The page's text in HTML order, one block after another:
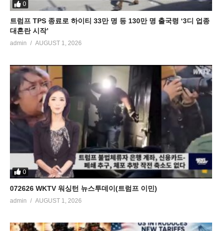
0
트럼프 TPS 종료로 하이티 33만 명 등 130만 명 출국령 ‘3디 업종
대혼란 시작’
admin AUGUST 1, 2026
0
072626 WKTV 워싱턴 뉴스투데이(트럼프 이민)
admin AUGUST 1, 2026